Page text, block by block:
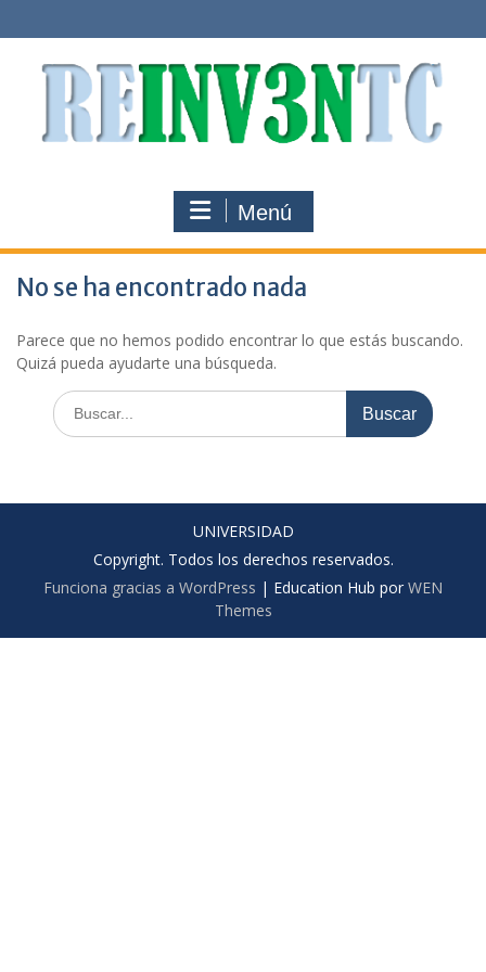
al
Menú
No se ha encontrado nada
Parece que no hemos podido encontrar lo que estás buscando.
Quizá pueda ayudarte una búsqueda.
Buscar:
UNIVERSIDAD
Copyright. Todos los derechos reservados.
Funciona gracias a WordPress | Education Hub por WEN
Themes